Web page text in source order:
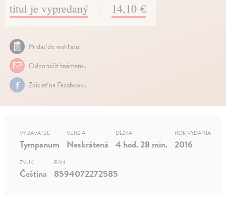
titul je vypredaný 14,10 €
Pridať do wishlistu
Odporučiť známemu
Zdielať na Facebooku
VYDAVATEĽ
Tympanum
VERZIA
Neskrátená
DĹŽKA
4 hod. 28 min.
ROK VYDANIA
2016
ZVUK
Čeština
EAN
8594072272585